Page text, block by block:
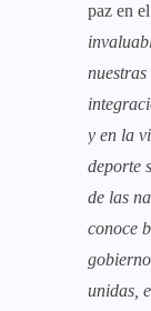
paz en
y en la
deporte
de las
conoce
unidas,